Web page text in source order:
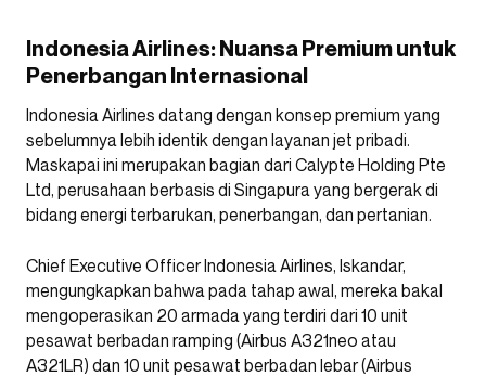
Indonesia Airlines: Nuansa Premium untuk
Penerbangan Internasional
Indonesia Airlines datang dengan konsep premium yang
sebelumnya lebih identik dengan layanan jet pribadi.
Maskapai ini merupakan bagian dari Calypte Holding Pte
Ltd, perusahaan berbasis di Singapura yang bergerak di
bidang energi terbarukan, penerbangan, dan pertanian.
Chief Executive Officer Indonesia Airlines, Iskandar,
mengungkapkan bahwa pada tahap awal, mereka bakal
mengoperasikan 20 armada yang terdiri dari 10 unit
pesawat berbadan ramping (Airbus A321neo atau
A321LR) dan 10 unit pesawat berbadan lebar (Airbus